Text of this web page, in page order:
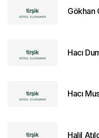
Gökhan
Hacı
Hacı
Halil